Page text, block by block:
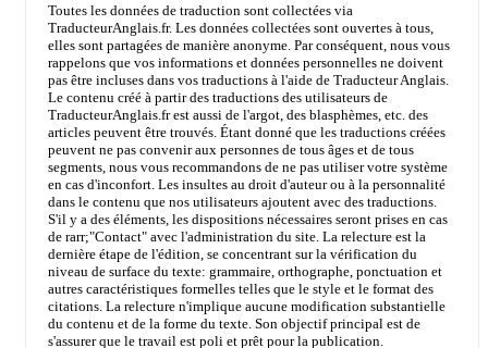
Toutes les données de traduction sont collectées via
TraducteurAnglais.fr. Les données collectées sont ouvertes à tous,
elles sont partagées de manière anonyme. Par conséquent, nous vous
rappelons que vos informations et données personnelles ne doivent
pas être incluses dans vos traductions à l'aide de Traducteur Anglais.
Le contenu créé à partir des traductions des utilisateurs de
TraducteurAnglais.fr est aussi de l'argot, des blasphèmes, etc. des
articles peuvent être trouvés. Étant donné que les traductions créées
peuvent ne pas convenir aux personnes de tous âges et de tous
segments, nous vous recommandons de ne pas utiliser votre système
en cas d'inconfort. Les insultes au droit d'auteur ou à la personnalité
dans le contenu que nos utilisateurs ajoutent avec des traductions.
S'il y a des éléments, les dispositions nécessaires seront prises en cas
de rarr;"Contact" avec l'administration du site. La relecture est la
dernière étape de l'édition, se concentrant sur la vérification du
niveau de surface du texte: grammaire, orthographe, ponctuation et
autres caractéristiques formelles telles que le style et le format des
citations. La relecture n'implique aucune modification substantielle
du contenu et de la forme du texte. Son objectif principal est de
s'assurer que le travail est poli et prêt pour la publication.